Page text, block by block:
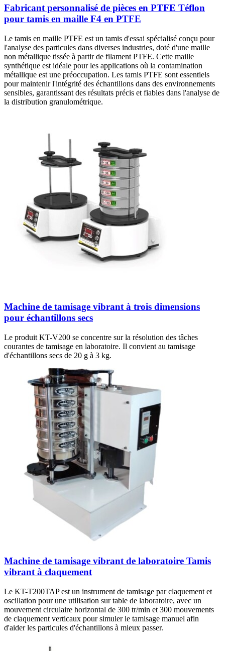
Fabricant personnalisé de pièces en PTFE Téflon
pour tamis en maille F4 en PTFE
Le tamis en maille PTFE est un tamis d'essai spécialisé conçu pour
l'analyse des particules dans diverses industries, doté d'une maille
non métallique tissée à partir de filament PTFE. Cette maille
synthétique est idéale pour les applications où la contamination
métallique est une préoccupation. Les tamis PTFE sont essentiels
pour maintenir l'intégrité des échantillons dans des environnements
sensibles, garantissant des résultats précis et fiables dans l'analyse de
la distribution granulométrique.
Machine de tamisage vibrant à trois dimensions
pour échantillons secs
Le produit KT-V200 se concentre sur la résolution des tâches
courantes de tamisage en laboratoire. Il convient au tamisage
d'échantillons secs de 20 g à 3 kg.
Machine de tamisage vibrant de laboratoire Tamis
vibrant à claquement
Le KT-T200TAP est un instrument de tamisage par claquement et
oscillation pour une utilisation sur table de laboratoire, avec un
mouvement circulaire horizontal de 300 tr/min et 300 mouvements
de claquement verticaux pour simuler le tamisage manuel afin
d'aider les particules d'échantillons à mieux passer.